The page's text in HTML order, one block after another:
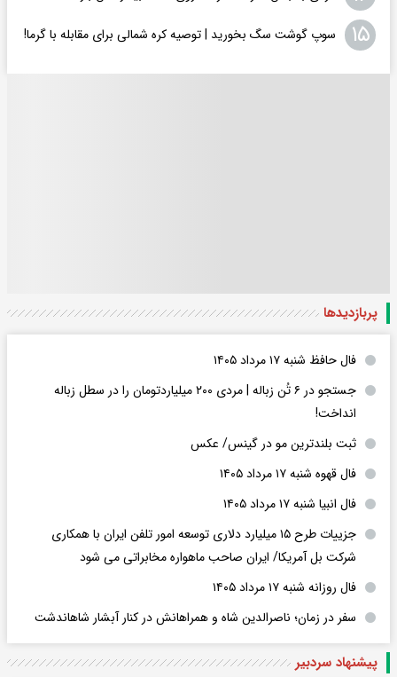
۱۵ سوپ گوشت سگ بخورید | توصیه کره شمالی برای مقابله با گرما!
پربازدید‌ها
فال حافظ شنبه ۱۷ مرداد ۱۴۰۵
جستجو در ۶ تُن زباله | مردی ۲۰۰ میلیاردتومان را در سطل زباله
انداخت!
ثبت بلندترین مو در گینس/ عکس
فال قهوه شنبه ۱۷ مرداد ۱۴۰۵
فال انبیا شنبه ۱۷ مرداد ۱۴۰۵
جزییات طرح ۱۵ میلیارد دلاری توسعه امور تلفن ایران با همکاری
شرکت بل آمریکا/ ایران صاحب ماهواره مخابراتی می شود
فال روزانه شنبه ۱۷ مرداد ۱۴۰۵
سفر در زمان؛ ناصرالدین شاه و همراهانش در کنار آبشار شاهاندشت
پیشنهاد سردبیر